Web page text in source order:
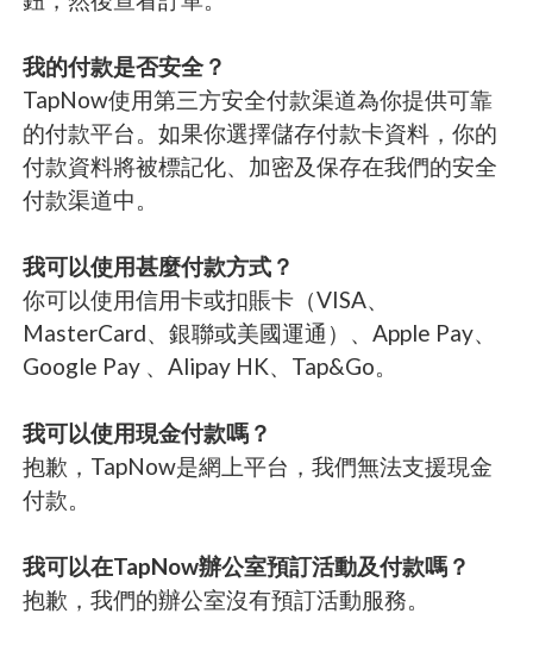
我的付款是否安全？
TapNow使用第三方安全付款渠道為你提供可靠
的付款平台。如果你選擇儲存付款卡資料，你的
付款資料將被標記化、加密及保存在我們的安全
付款渠道中。
我可以使用甚麼付款方式？
你可以使用信用卡或扣賬卡（VISA、
MasterCard、銀聯或美國運通）、Apple Pay、
Google Pay 、Alipay HK、Tap&Go。
我可以使用現金付款嗎？
抱歉，TapNow是網上平台，我們無法支援現金
付款。
我可以在TapNow辦公室預訂活動及付款嗎？
抱歉，我們的辦公室沒有預訂活動服務。